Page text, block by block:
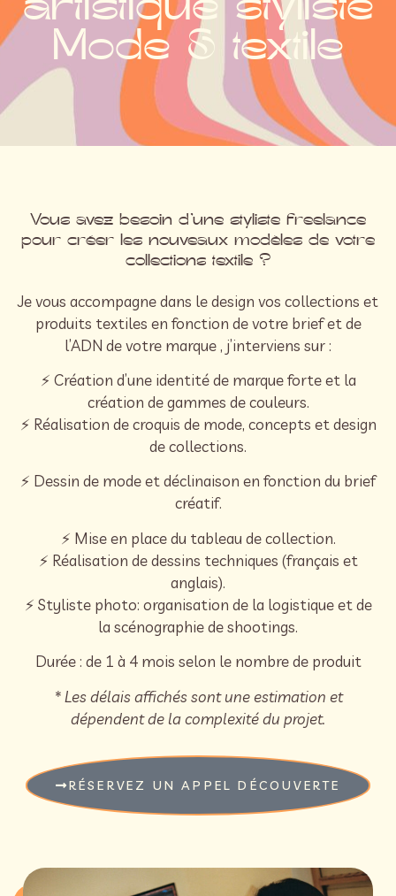
artistique styliste
Mode & textile
Vous avez besoin d’une styliste freelance
pour créer les nouveaux modèles de votre
collections textile ?
Je vous accompagne dans le design vos collections et
produits textiles en fonction de votre brief et de
l’ADN de votre marque , j’interviens sur :
⚡️ Création d’une identité de marque forte et la
création de gammes de couleurs.
⚡️ Réalisation de croquis de mode, concepts et design
de collections.
⚡️ Dessin de mode et déclinaison en fonction du brief
créatif.
⚡️ Mise en place du tableau de collection.
⚡️ Réalisation de dessins techniques (français et
anglais).
⚡️ Styliste photo: organisation de la logistique et de
la scénographie de shootings.
Durée : de 1 à 4 mois selon le nombre de produit
* Les délais affichés sont une estimation et
dépendent de la complexité du projet.
RÉSERVEZ UN APPEL DÉCOUVERTE